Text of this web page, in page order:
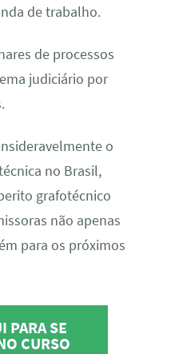
de trabalho.
de processos
judiciário por
o
no Brasil,
grafotécnico
não apenas
para os próximos
PARA SE
CURSO